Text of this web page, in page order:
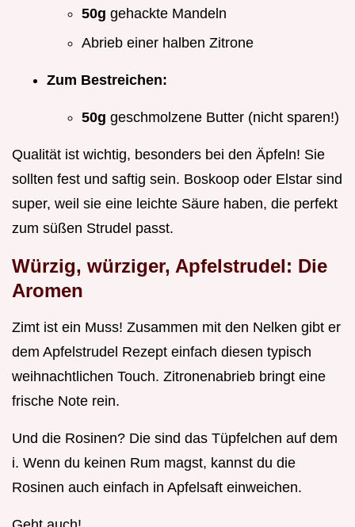
50g gehackte Mandeln
Abrieb einer halben Zitrone
Zum Bestreichen:
50g geschmolzene Butter (nicht sparen!)
Qualität ist wichtig, besonders bei den Äpfeln! Sie
sollten fest und saftig sein. Boskoop oder Elstar sind
super, weil sie eine leichte Säure haben, die perfekt
zum süßen Strudel passt.
Würzig, würziger, Apfelstrudel: Die
Aromen
Zimt ist ein Muss! Zusammen mit den Nelken gibt er
dem Apfelstrudel Rezept einfach diesen typisch
weihnachtlichen Touch. Zitronenabrieb bringt eine
frische Note rein.
Und die Rosinen? Die sind das Tüpfelchen auf dem
i. Wenn du keinen Rum magst, kannst du die
Rosinen auch einfach in Apfelsaft einweichen.